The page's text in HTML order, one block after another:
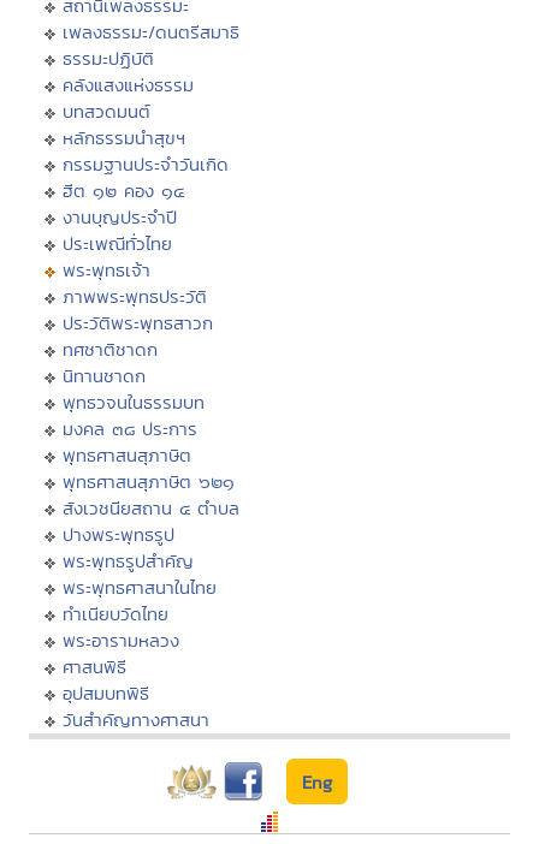
สถานีเพลงธรรมะ
เพลงธรรมะ/ดนตรีสมาธิ
ธรรมะปฏิบัติ
คลังแสงแห่งธรรม
บทสวดมนต์
หลักธรรมนำสุขฯ
กรรมฐานประจำวันเกิด
ฮีต ๑๒ คอง ๑๔
งานบุญประจำปี
ประเพณีทั่วไทย
พระพุทธเจ้า
ภาพพระพุทธประวัติ
ประวัติพระพุทธสาวก
ทศชาติชาดก
นิทานชาดก
พุทธวจนในธรรมบท
มงคล ๓๘ ประการ
พุทธศาสนสุภาษิต
พุทธศาสนสุภาษิต ๖๒๑
สังเวชนียสถาน ๔ ตำบล
ปางพระพุทธรูป
พระพุทธรูปสำคัญ
พระพุทธศาสนาในไทย
ทำเนียบวัดไทย
พระอารามหลวง
ศาสนพิธี
อุปสมบทพิธี
วันสำคัญทางศาสนา
Eng